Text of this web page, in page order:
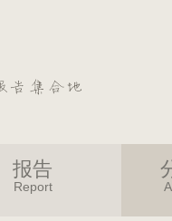
报告
Report